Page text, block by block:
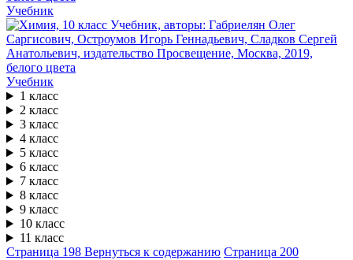
Учебник
Учебник
1 класс
2 класс
3 класс
4 класс
5 класс
6 класс
7 класс
8 класс
9 класс
10 класс
11 класс
Страница 198 Вернуться к содержанию Страница 200